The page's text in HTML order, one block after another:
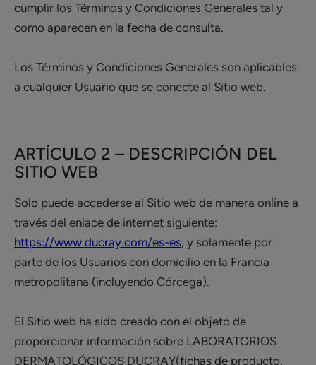
cumplir los Términos y Condiciones Generales tal y
como aparecen en la fecha de consulta.
Los Términos y Condiciones Generales son aplicables
a cualquier Usuario que se conecte al Sitio web.
ARTÍCULO 2 – DESCRIPCIÓN DEL
SITIO WEB
Solo puede accederse al Sitio web de manera online a
través del enlace de internet siguiente:
https://www.ducray.com/es-es, y solamente por
parte de los Usuarios con domicilio en la Francia
metropolitana (incluyendo Córcega).
El Sitio web ha sido creado con el objeto de
proporcionar información sobre LABORATORIOS
DERMATOLÓGICOS DUCRAY(fichas de producto,